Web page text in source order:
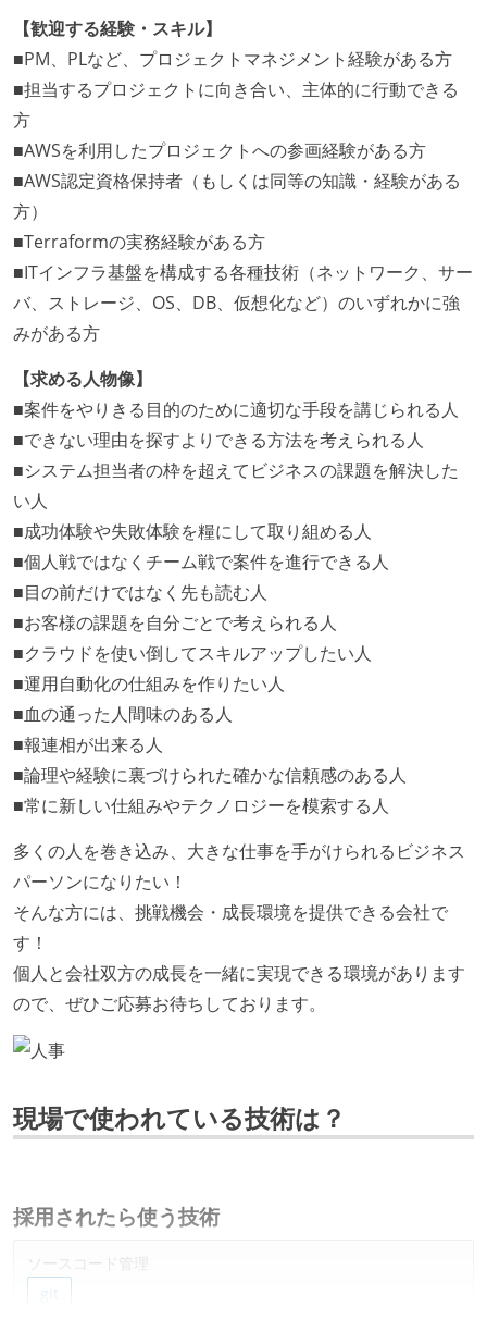
【歓迎する経験・スキル】
■PM、PLなど、プロジェクトマネジメント経験がある方
■担当するプロジェクトに向き合い、主体的に行動できる
方
■AWSを利用したプロジェクトへの参画経験がある方
■AWS認定資格保持者（もしくは同等の知識・経験がある
方）
■Terraformの実務経験がある方
■ITインフラ基盤を構成する各種技術（ネットワーク、サー
バ、ストレージ、OS、DB、仮想化など）のいずれかに強
みがある方
【求める人物像】
■案件をやりきる目的のために適切な手段を講じられる人
■できない理由を探すよりできる方法を考えられる人
■システム担当者の枠を超えてビジネスの課題を解決した
い人
■成功体験や失敗体験を糧にして取り組める人
■個人戦ではなくチーム戦で案件を進行できる人
■目の前だけではなく先も読む人
■お客様の課題を自分ごとで考えられる人
■クラウドを使い倒してスキルアップしたい人
■運用自動化の仕組みを作りたい人
■血の通った人間味のある人
■報連相が出来る人
■論理や経験に裏づけられた確かな信頼感のある人
■常に新しい仕組みやテクノロジーを模索する人
多くの人を巻き込み、大きな仕事を手がけられるビジネス
パーソンになりたい！
そんな方には、挑戦機会・成長環境を提供できる会社で
す！
個人と会社双方の成長を一緒に実現できる環境があります
ので、ぜひご応募お待ちしております。
現場で使われている技術は？
採用されたら使う技術
ソースコード管理
git